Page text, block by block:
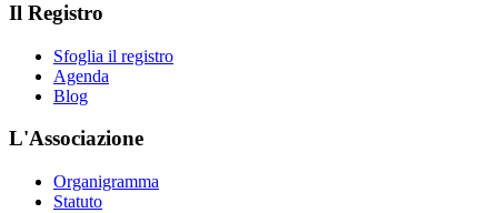
Il Registro
Sfoglia il registro
Agenda
Blog
L'Associazione
Organigramma
Statuto